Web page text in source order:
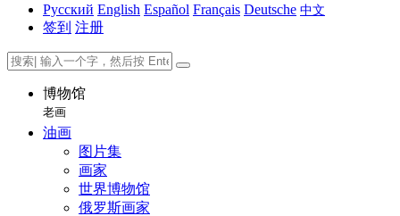
Русский English Español Français Deutsche 中文
签到 注册
博物馆
老画
油画
图片集
画家
世界博物馆
俄罗斯画家